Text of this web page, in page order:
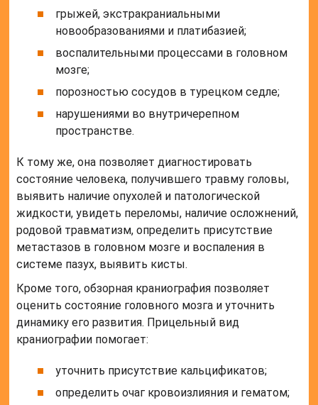
грыжей, экстракраниальными
новообразованиями и платибазией;
воспалительными процессами в головном
мозге;
порозностью сосудов в турецком седле;
нарушениями во внутричерепном
пространстве.
К тому же, она позволяет диагностировать
состояние человека, получившего травму головы,
выявить наличие опухолей и патологической
жидкости, увидеть переломы, наличие осложнений,
родовой травматизм, определить присутствие
метастазов в головном мозге и воспаления в
системе пазух, выявить кисты.
Кроме того, обзорная краниография позволяет
оценить состояние головного мозга и уточнить
динамику его развития. Прицельный вид
краниографии помогает:
уточнить присутствие кальцификатов;
определить очаг кровоизлияния и гематом;